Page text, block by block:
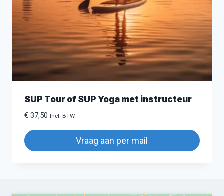
SUP Tour of SUP Yoga met instructeur
€37,50 Incl. BTW
Vraag aan per mail